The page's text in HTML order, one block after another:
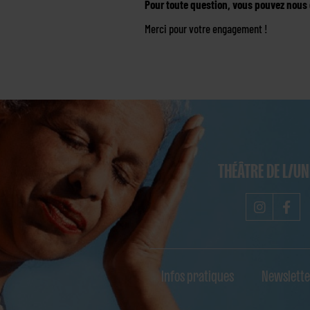
Pour toute question, vous pouvez nous
Merci pour votre engagement !
THÉÂTRE DE L/
Infos pratiques